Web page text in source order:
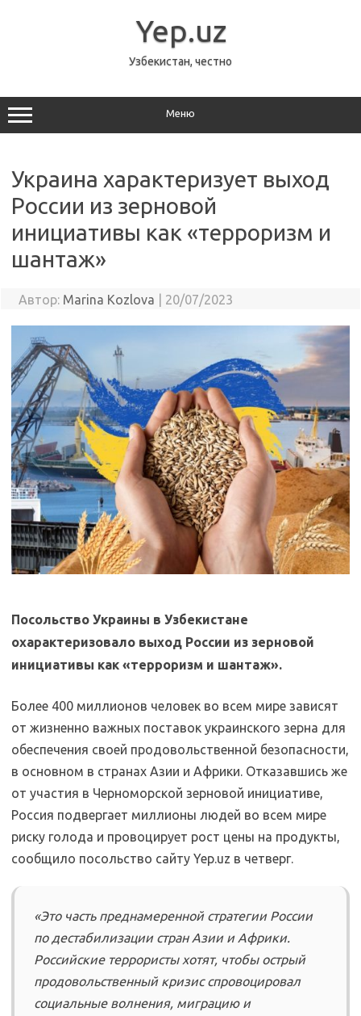
Yep.uz
Узбекистан, честно
Меню
Украина характеризует выход
России из зерновой
инициативы как «терроризм и
шантаж»
Автор: Marina Kozlova 20/07/2023
Посольство Украины в Узбекистане
охарактеризовало выход России из зерновой
инициативы как «терроризм и шантаж».
Более 400 миллионов человек во всем мире зависят
от жизненно важных поставок украинского зерна для
обеспечения своей продовольственной безопасности,
в основном в странах Азии и Африки. Отказавшись же
от участия в Черноморской зерновой инициативе,
Россия подвергает миллионы людей во всем мире
риску голода и провоцирует рост цены на продукты,
сообщило посольство сайту Yep.uz в четверг.
«Это часть преднамеренной стратегии России
по дестабилизации стран Азии и Африки.
Российские террористы хотят, чтобы острый
продовольственный кризис спровоцировал
социальные волнения, миграцию и